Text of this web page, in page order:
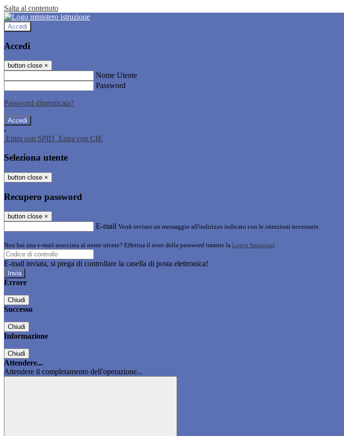
Salta al contenuto
Accedi
Accedi
button close ×
Nome Utente
Password
Password dimenticata?
-
Entra con SPID Entra con CIE
Seleziona utente
button close ×
Recupero password
button close ×
E-mail Verrà inviato un messaggio all'indirizzo indicato con le istruzioni necessarie.
Non hai una e-mail associata al nome utente? Effettua il reset della password tramite la Login Spaggiari
E-mail inviata, si prega di controllare la casella di posta elettronica!
Errore
Chiudi
Successo
Chiudi
Informazione
Chiudi
Attendere...
Attendere il completamento dell'operazione...